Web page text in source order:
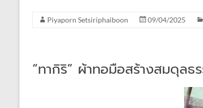
Piyaporn Setsiriphaiboon 09/04/2025
“ทากิริ” ผ้าทอมือสร้างสมดุล